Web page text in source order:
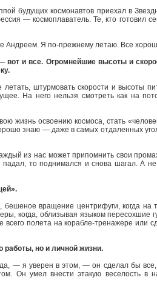
будущих космонавтов приехал в
— космоплаватель. Те, кто готовил
Андреем. Я по-прежнему летаю. Все
вот и все. Огромнейшие высоты и
штурмовать скорости и высоты
На него нельзя смотреть как на
жизнь освоению космоса, стать
знаю — даже в самых отдаленных
из нас может припомнить свои
то поднимался и снова шагал. А не
вращение центрифуги, когда на
когда, облизывая языком пересохшие
полета на корабле-тренажере или
работы, но и личной жизни.
— я уверен в этом, — он сделал бы
Он умел внести этакую веселость в